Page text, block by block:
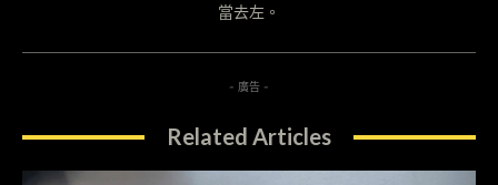
當去左。
- 廣告 -
Related Articles